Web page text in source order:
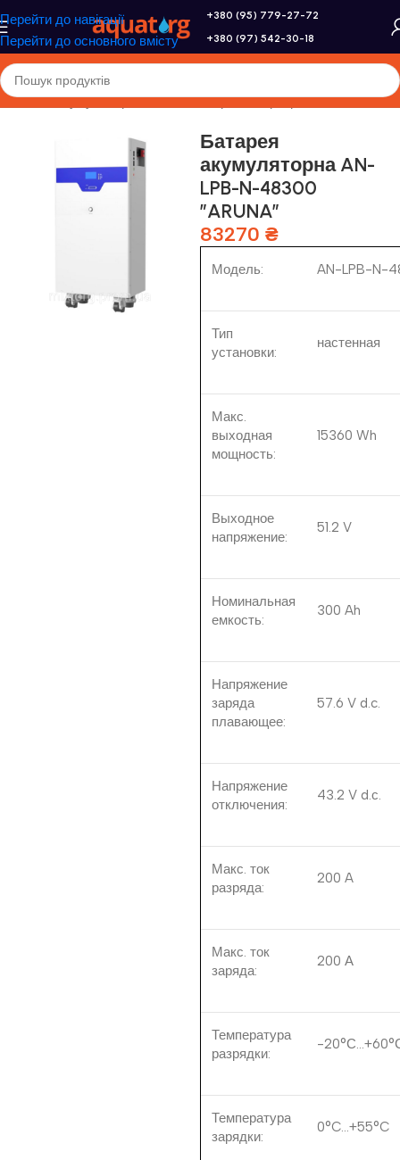
Перейти до навігації
Перейти до основного вмісту
+380 (95) 779-27-72
+380 (97) 542-30-18
Головна/Акумулятори, сонячні батареї, інвертори
Батарея
акумуляторна AN-
LPB-N-48300
”ARUNA”
83270 ₴
Модель: AN-LPB-N-
Тип
установки:
настенная
Макс.
выходная
мощность:
15360 Wh
Выходное
напряжение:
51.2 V
Номинальная
емкость:
300 Ah
Напряжение
заряда
плавающее:
57.6 V d.c.
Напряжение
отключения:
43.2 V d.с.
Макс. ток
разряда:
200 A
Макс. ток
заряда:
200 А
Температура
разрядки:
-
Температура
зарядки:
0°C…+55°C